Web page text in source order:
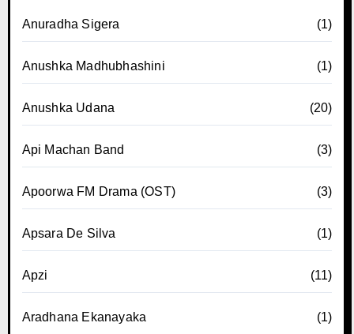
Anuradha Sigera (1)
Anushka Madhubhashini (1)
Anushka Udana (20)
Api Machan Band (3)
Apoorwa FM Drama (OST) (3)
Apsara De Silva (1)
Apzi (11)
Aradhana Ekanayaka (1)